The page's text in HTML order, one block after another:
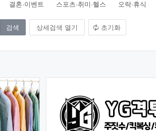
결혼·이벤트 스포츠·취미·헬스 오락·휴식
상세검색 열기 초기화